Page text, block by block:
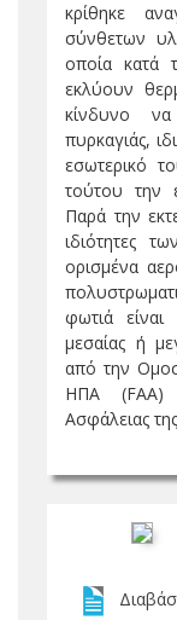
κρίθηκε
σύνθετων
οποία κατά
εκλύουν
κίνδυνο
πυρκαγιάς,
εσωτερικό
τούτου την
Παρά την
ιδιότητες
ορισμένα
φωτιά είναι
μεσαίας ή
από την
ΗΠΑ (FAA)
Ασφάλειας